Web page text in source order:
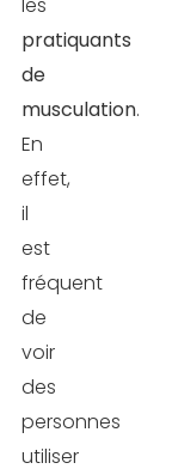
pratiquants
de
musculation.
En
effet,
il
est
fréquent
de
voir
des
personnes
utiliser